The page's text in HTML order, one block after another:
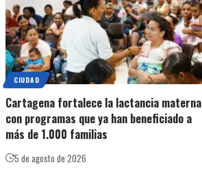
CIUDAD
Cartagena fortalece la lactancia materna
con programas que ya han beneficiado a
más de 1.000 familias
5 de agosto de 2026